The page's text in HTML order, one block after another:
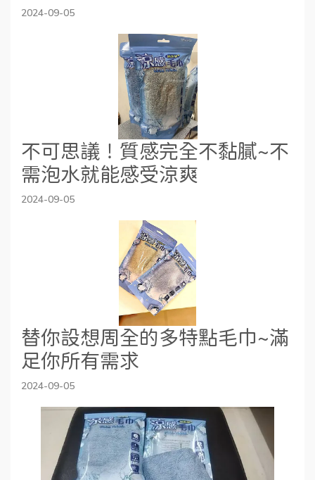
2024-09-05
不可思議！質感完全不黏膩~不
需泡水就能感受涼爽
2024-09-05
替你設想周全的多特點毛巾~滿
足你所有需求
2024-09-05